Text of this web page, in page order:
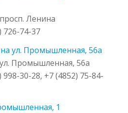
Ленина
726-74-37
ул. Промышленная, 56а
Промышленная, 56а
998-30-28, +7 (4852) 75-84-
1